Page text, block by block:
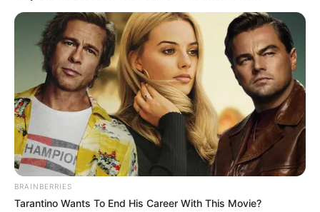
¡Conductor que atropelló a
Wilfreth Aguilera bebió
sus orines para engañar la
alcoholemia!
Escandalosos detalles del
caso
FACATATIVÁ,
CUNDINAMARCA
uso de cepos para carros y
BRAINBERRIES
Tarantino Wants To End His Career With This Movie?